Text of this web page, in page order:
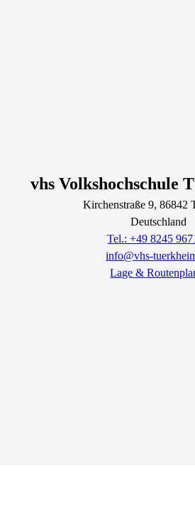
vhs Volkshochschule
Kirchenstraße9, 86842
Deutschland
Tel.: +49 8245
info@vhs-
Lage &